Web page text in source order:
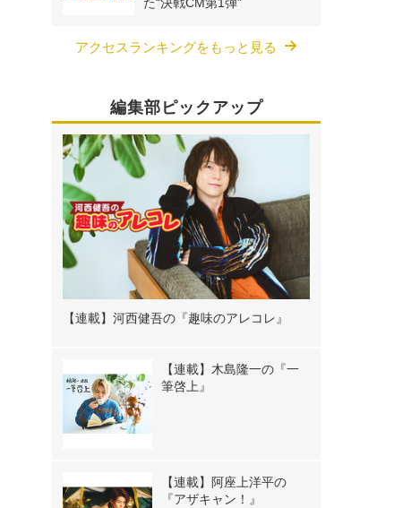
アクセスランキングをもっと見る
編集部ピックアップ
【連載】河西健吾の『趣味のアレコレ』
【連載】木島隆一の『一
筆啓上』
【連載】阿座上洋平の
『アザキャン！』